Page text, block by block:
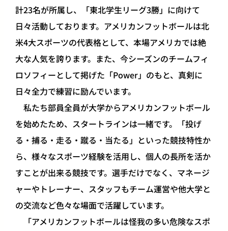
計23名が所属し、「東北学生リーグ3勝」に向けて
日々活動しております。アメリカンフットボールは北
米4大スポーツの代表格として、本場アメリカでは絶
大な人気を誇ります。また、今シーズンのチームフィ
ロソフィーとして掲げた「Power」のもと、真剣に
日々全力で練習に励んでいます。
私たち部員全員が大学からアメリカンフットボール
を始めたため、スタートラインは一緒です。「投げ
る・捕る・走る・蹴る・当たる」といった競技特性か
ら、様々なスポーツ経験を活用し、個人の長所を活か
すことが出来る競技です。選手だけでなく、マネージ
ャーやトレーナー、スタッフもチーム運営や他大学と
の交流など色々な場面で活躍しています。
「アメリカンフットボールは怪我の多い危険なスポ